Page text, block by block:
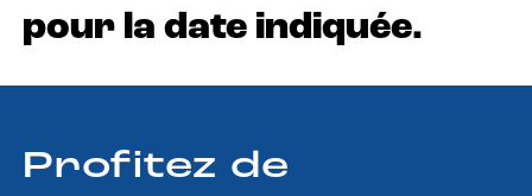
pour la date indiquée.
Profitez de